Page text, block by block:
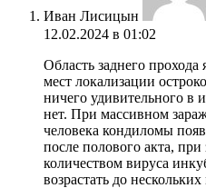
Иван Лисицын
12.02.2024 в 01:02
Область заднего
мест локализации
ничего удивительного в
нет. При массивном
человека кондиломы
после полового акта,
количеством вируса
возрастать до